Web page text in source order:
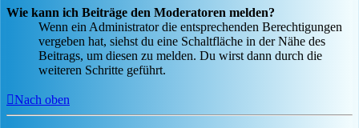
Wie kann ich Beiträge den Moderatoren melden?
Wenn ein Administrator die entsprechenden Berechtigungen
vergeben hat, siehst du eine Schaltfläche in der Nähe des
Beitrags, um diesen zu melden. Du wirst dann durch die
weiteren Schritte geführt.
Nach oben